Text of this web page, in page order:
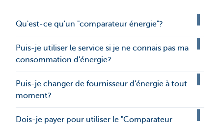
Qu'est-ce qu'un "comparateur énergie"?
Puis-je utiliser le service si je ne connais pas ma
consommation d'énergie?
Puis-je changer de fournisseur d'énergie à tout
moment?
Dois-je payer pour utiliser le "Comparateur